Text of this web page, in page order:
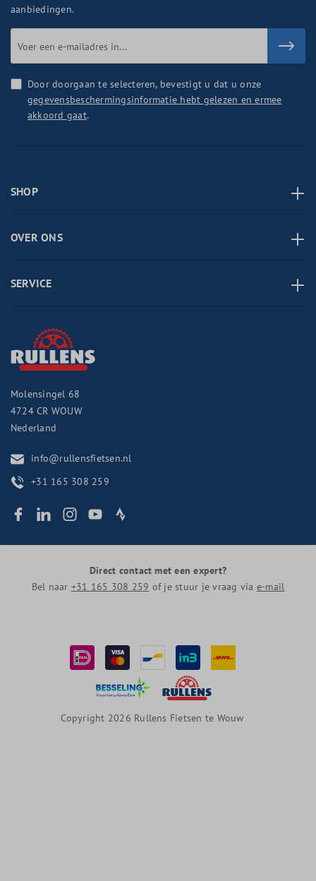
aanbiedingen.
Door doorgaan te selecteren, bevestigt u dat u onze
gegevensbeschermingsinformatie hebt gelezen en ermee
akkoord gaat.
SHOP
OVER ONS
SERVICE
Molensingel 68
4724 CR WOUW
Nederland
info@rullensfietsen.nl
+31 165 308 259
Direct contact met een expert?
Bel naar +31 165 308 259 of je stuur je vraag via e-mail
Copyright 2026 Rullens Fietsen te Wouw